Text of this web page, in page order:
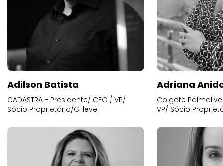
Adilson Batista
CADASTRA - Presidente/ CEO / VP/
Sócio Proprietário/C-level
Adriana
Colgate
VP/ Sócio